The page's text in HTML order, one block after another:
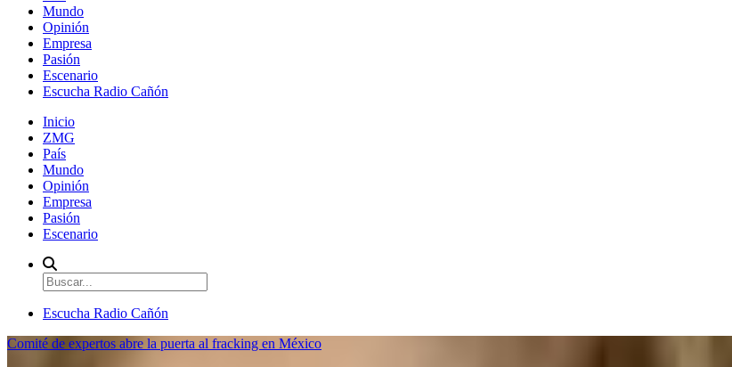
Mundo
Opinión
Empresa
Pasión
Escenario
Escucha Radio Cañón
Inicio
ZMG
País
Mundo
Opinión
Empresa
Pasión
Escenario
Escucha Radio Cañón
Comité de expertos abre la puerta al fracking en México